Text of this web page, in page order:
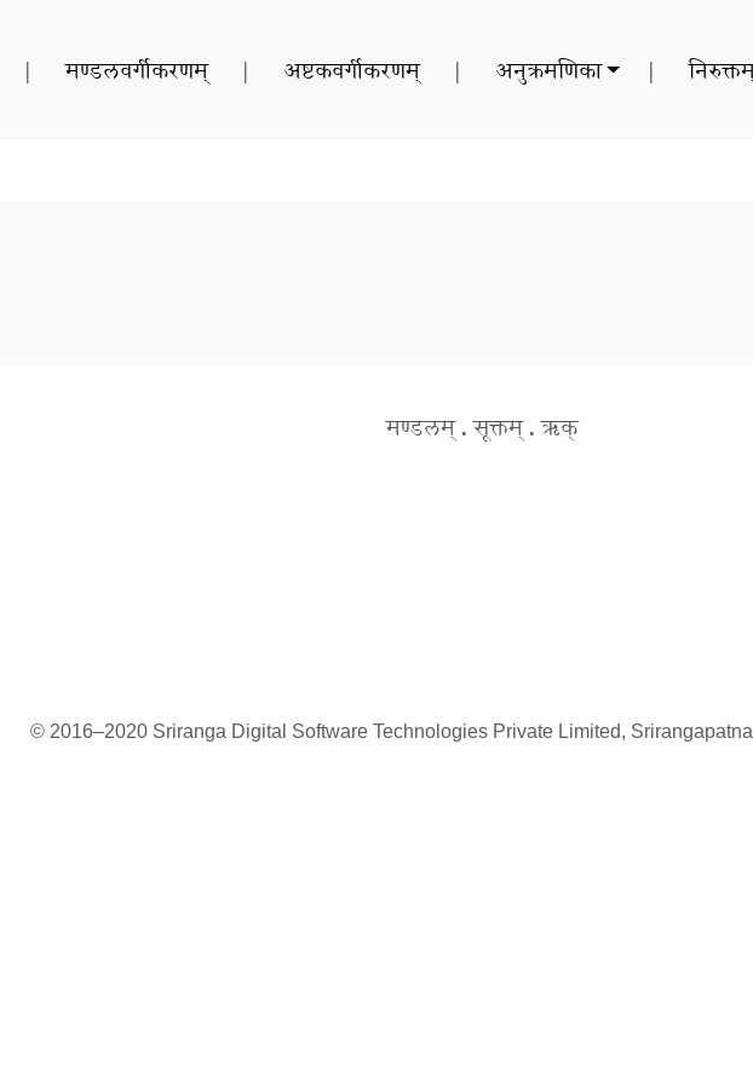
| मण्डलवर्गीकरणम् | अष्टकवर्गीकरणम् | अनुक्रमणिका |
मण्डलम् . सूक्तम् . ऋक्
© 2016–2020 Sriranga Digital Software Technologies Private Limited,